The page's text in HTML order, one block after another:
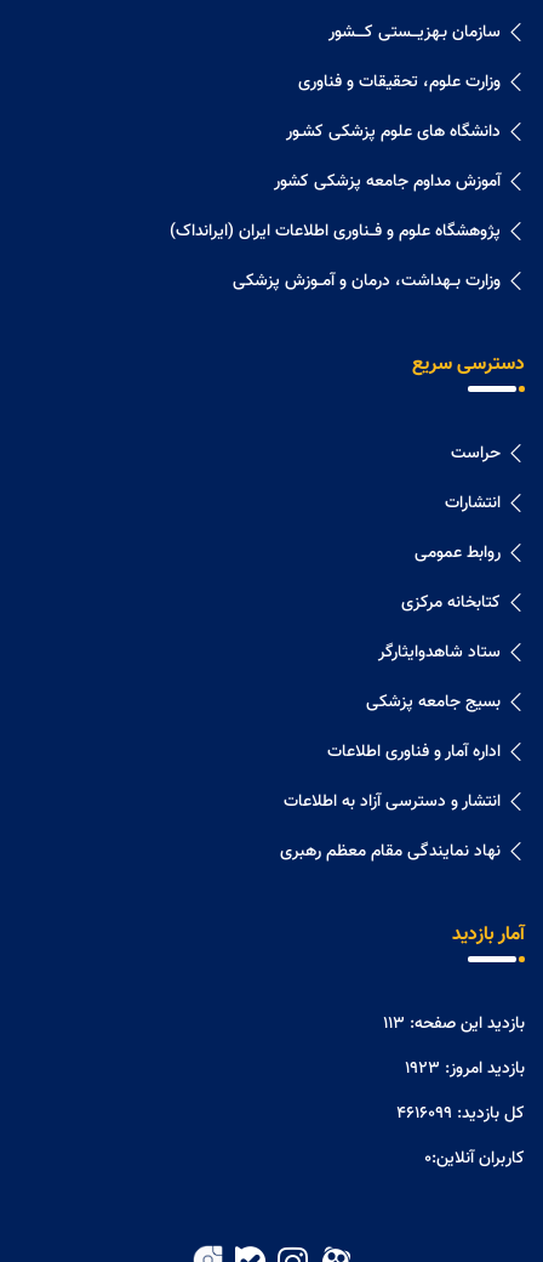
سازمان بـهزیـــستی کــــشور
وزارت علوم، تحقیقات و فناوری
دانشگاه های علوم پزشکی کشـور
آموزش مداوم جامعه پزشکی کشور
پژوهشگاه علوم و فــناوری اطلاعات ایران (ایرانداک)
وزارت بــهداشت، درمان و آمــوزش پزشکی
دسترسی سریع
حراست
انتشارات
روابط عمومی
کتابخانه مرکزی
ستاد شاهدوایثارگر
بسیج جامعه پزشکی
اداره آمار و فناوری اطلاعات
انتشار و دسترسی آزاد به اطلاعات
نهاد نمایندگی مقام معظم رهبری
آمار بازدید
بازدید این صفحه:113
بازدید امروز:1923
کل بازدید:4616099
کاربران آنلاین:0